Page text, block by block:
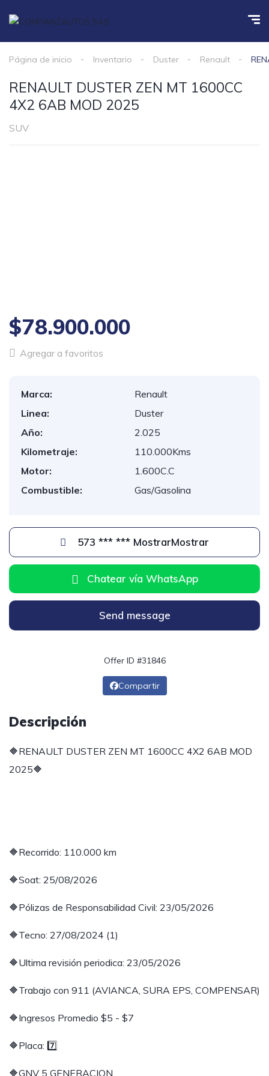
Página de inicio Inventario Duster Renault
RENAULT DUSTER ZEN MT 1600CC
4X2 6AB MOD 2025
SUV
$78.900.000
Agregar a favoritos
Marca:
Renault
Linea:
Duster
Año:
2.025
Kilometraje:
110.000Kms
Motor:
1.600C.C
Combustible:
Gas/Gasolina
573 *** *** MostrarMostrar
Chatear vía WhatsApp
Send message
Offer ID #31846
Compartir
Descripción
🔶RENAULT DUSTER ZEN MT 1600CC 4X2 6AB MOD
2025🔶
🔶Recorrido: 110.000 km
🔶Soat: 25/08/2026
🔶Pólizas de Responsabilidad Civil: 23/05/2026
🔶Tecno: 27/08/2024 (1)
🔶Ultima revisión periodica: 23/05/2026
🔶Trabajo con 911 (AVIANCA, SURA EPS, COMPENSAR)
🔶Ingresos Promedio $5 - $7
🔶Placa: 7️⃣
🔶GNV 5 GENERACION